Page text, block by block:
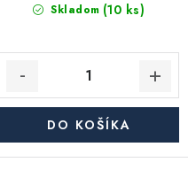
Skladom (10 ks)
DO KOŠÍKA